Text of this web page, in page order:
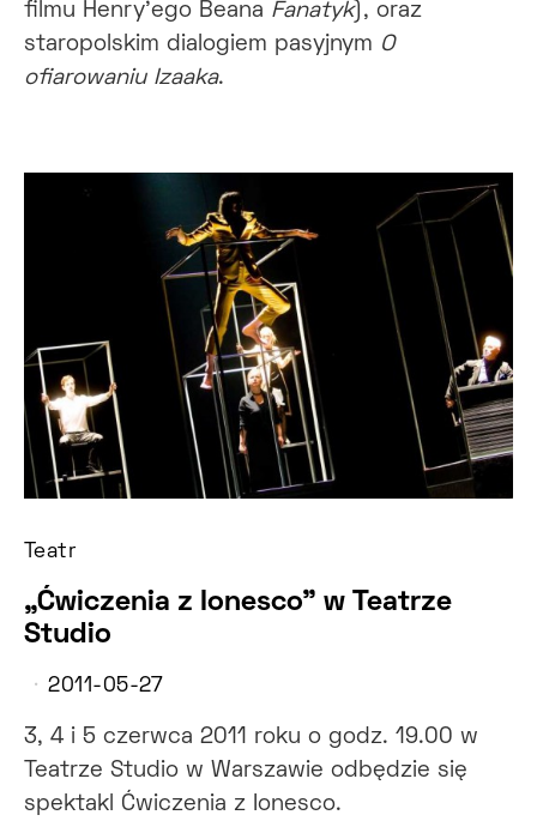
filmu Henry'ego Beana Fanatyk), oraz
staropolskim dialogiem pasyjnym O
ofiarowaniu Izaaka.
Teatr
„Ćwiczenia z Ionesco” w Teatrze
Studio
2011-05-27
3, 4 i 5 czerwca 2011 roku o godz. 19.00 w
Teatrze Studio w Warszawie odbędzie się
spektakl Ćwiczenia z Ionesco.